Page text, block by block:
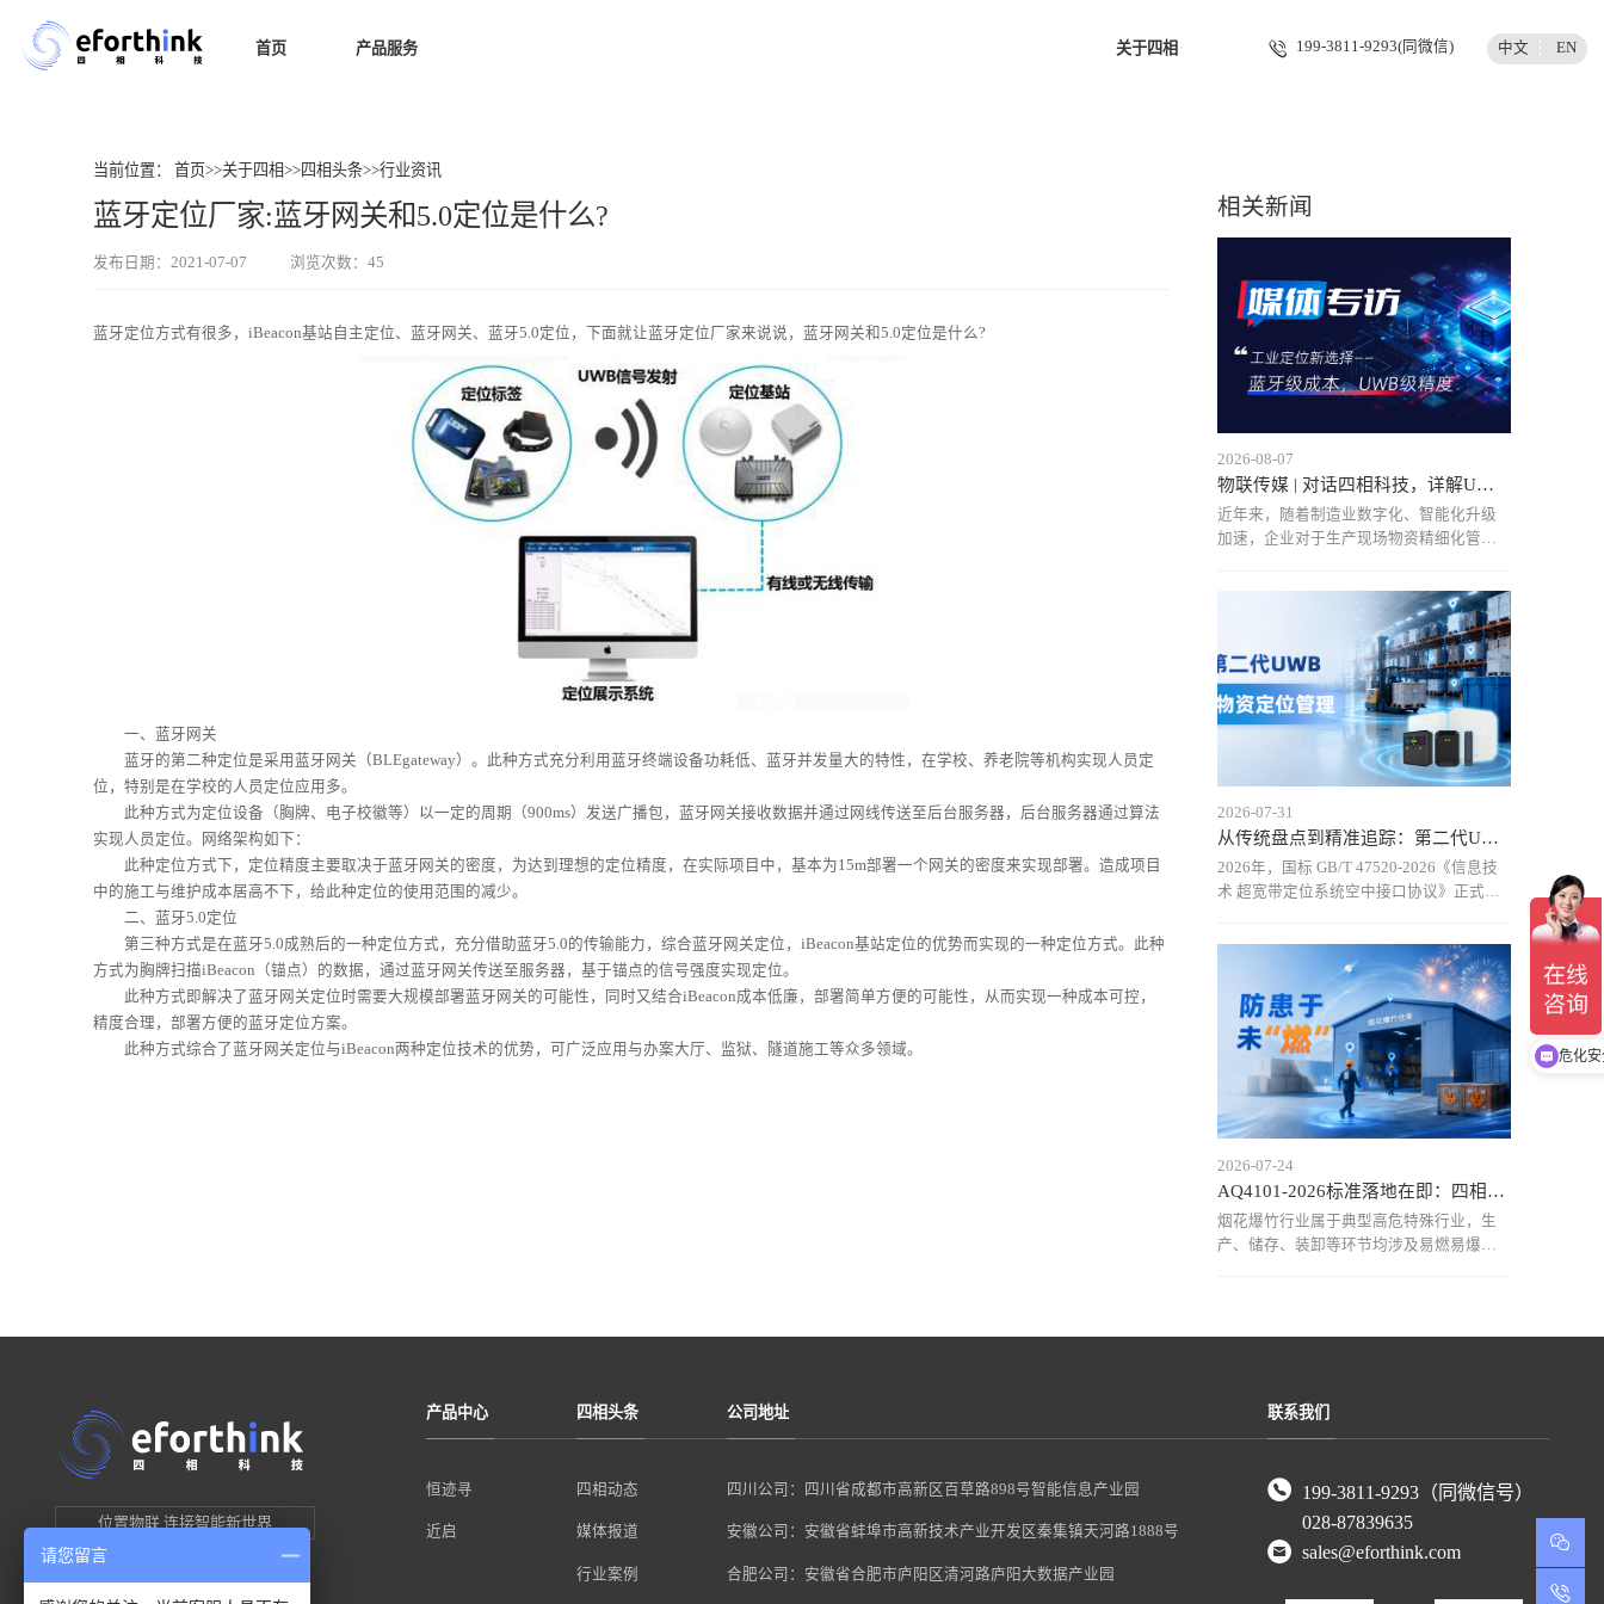
首页 产品服务 关于四相 199-3811-9293(同微信) 中文 EN
当前位置： 首页>>关于四相>>四相头条>>行业资讯
蓝牙定位厂家:蓝牙网关和5.0定位是什么?
发布日期：2021-07-07 浏览次数：45
蓝牙定位方式有很多，iBeacon基站自主定位、蓝牙网关、蓝牙5.0定位，下面就让蓝牙定位厂家来说说，蓝牙网关和5.0定位是什么?
一、蓝牙网关
蓝牙的第二种定位是采用蓝牙网关（BLEgateway）。此种方式充分利用蓝牙终端设备功耗低、蓝牙并发量大的特性，在学校、养老院等机构实现人员定
位，特别是在学校的人员定位应用多。
此种方式为定位设备（胸牌、电子校徽等）以一定的周期（900ms）发送广播包，蓝牙网关接收数据并通过网线传送至后台服务器，后台服务器通过算法
实现人员定位。网络架构如下：
此种定位方式下，定位精度主要取决于蓝牙网关的密度，为达到理想的定位精度，在实际项目中，基本为15m部署一个网关的密度来实现部署。造成项目
中的施工与维护成本居高不下，给此种定位的使用范围的减少。
二、蓝牙5.0定位
第三种方式是在蓝牙5.0成熟后的一种定位方式，充分借助蓝牙5.0的传输能力，综合蓝牙网关定位，iBeacon基站定位的优势而实现的一种定位方式。此种
方式为胸牌扫描iBeacon（锚点）的数据，通过蓝牙网关传送至服务器，基于锚点的信号强度实现定位。
此种方式即解决了蓝牙网关定位时需要大规模部署蓝牙网关的可能性，同时又结合iBeacon成本低廉，部署简单方便的可能性，从而实现一种成本可控，
精度合理，部署方便的蓝牙定位方案。
此种方式综合了蓝牙网关定位与iBeacon两种定位技术的优势，可广泛应用与办案大厅、监狱、隧道施工等众多领域。
相关新闻
2026-08-07
物联传媒 | 对话四相科技，详解UWB工业定位降本之路与规模
近年来，随着制造业数字化、智能化升级
加速，企业对于生产现场物资精细化管理
其是在汽车制造、航空制造、能源等复杂
工业场景中，传统定位方式难以满足高精
度、实时化管理需求，而
2026-07-31
从传统盘点到精准追踪：第二代UWB定位技术重新定义仓储物资货
2026年，国标 GB/T 47520-2026《信息技
术 超宽带定位系统空中接口协议》正式实
物资定位方案，通过统一通信规范和设备
接口，实现厘米级定位、实时动态追
2026-07-24
AQ4101-2026标准落地在即：四相科技烟花爆竹仓库定位
烟花爆竹行业属于典型高危特殊行业，生
产、储存、装卸等环节均涉及易燃易爆物
全事故仍时有发生，人员位置不可知、危
位置物联 连接智能新世界
产品中心
恒迹寻
近启
四相头条
四相动态
媒体报道
行业案例
公司地址
四川公司：四川省成都市高新区百草路898号智能信息产业园
安徽公司：安徽省蚌埠市高新技术产业开发区秦集镇天河路1888号
合肥公司：安徽省合肥市庐阳区清河路庐阳大数据产业园
联系我们
199-3811-9293（同微信号）
028-87839635
sales@eforthink.com
危化
请您留言